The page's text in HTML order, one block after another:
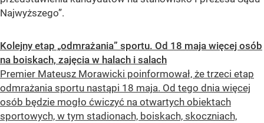
Najwyższego”.
Kolejny etap „odmrażania” sportu. Od 18 maja więcej osób
na boiskach, zajęcia w halach i salach
Premier Mateusz Morawicki poinformował, że trzeci etap
odmrażania sportu nastąpi 18 maja. Od tego dnia więcej
osób będzie mogło ćwiczyć na otwartych obiektach
sportowych, w tym stadionach, boiskach, skoczniach,